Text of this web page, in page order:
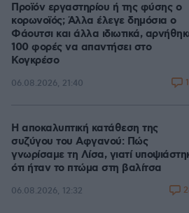
Προϊόν εργαστηρίου ή της φύσης ο
κορωνοϊός; Άλλα έλεγε δημόσια ο
Φάουτσι και άλλα ιδιωτικά,
100 φορές να απαντήσει στο
Κογκρέσο
06.08.2026, 21:40
Η αποκαλυπτική κατάθεση της
συζύγου του Αφγανού: Πώς
γνωρίσαμε τη Λίσα, γιατί
ότι ήταν το πτώμα στη βαλίτσα
06.08.2026, 12:32